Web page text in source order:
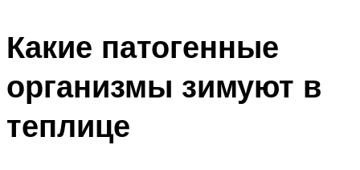
Какие патогенные
организмы зимуют в
теплице